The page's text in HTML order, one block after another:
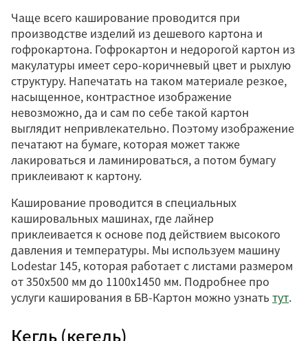
Чаще всего каширование проводится при
производстве изделий из дешевого картона и
гофрокартона. Гофрокартон и недорогой картон из
макулатуры имеет серо-коричневый цвет и рыхлую
структуру. Напечатать на таком материале резкое,
насыщенное, контрастное изображение
невозможно, да и сам по себе такой картон
выглядит непривлекательно. Поэтому изображение
печатают на бумаге, которая может также
лакироваться и ламинироваться, а потом бумагу
приклеивают к картону.
Каширование проводится в специальных
кашировальных машинах, где лайнер
приклеивается к основе под действием высокого
давления и температуры. Мы используем машину
Lodestar 145, которая работает с листами размером
от 350х500 мм до 1100х1450 мм. Подробнее про
услуги каширования в БВ-Картон можно узнать тут.
Кегль (кегель)